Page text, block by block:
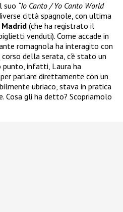
suo “Io Canto / Yo Canto World
città spagnole, con ultima
(che ha registrato il
venduti). Come accade in
romagnola ha interagito con
della serata, c’è stato un
punto, infatti, Laura ha
parlare direttamente con un
ubriaco, stava in pratica
Cosa gli ha detto? Scopriamolo